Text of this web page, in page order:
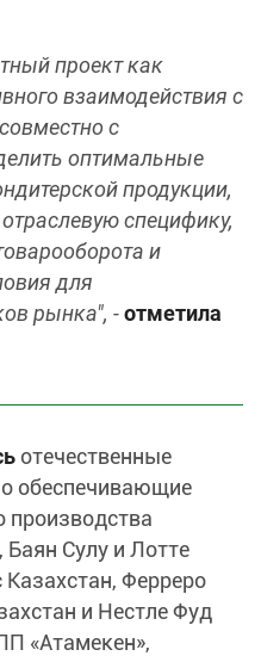
проект как
взаимодействия с
с
оптимальные
продукции,
специфику,
и
для
рынка", -отметила
отечественные
обеспечивающие
производства
Баян Сулу и Лотте
Ферреро
и Нестле Фуд
«Атамекен»,